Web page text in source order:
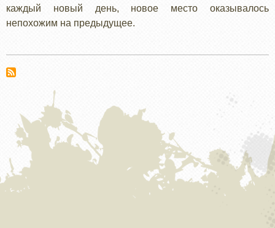
каждый новый день, новое место оказывалось
непохожим на предыдущее.